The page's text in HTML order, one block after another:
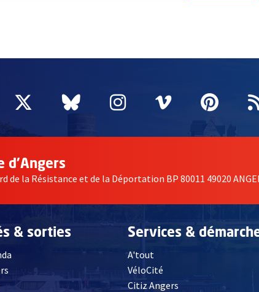
une nouvelle fenêtre
Twitter
, Ouvre une nouvelle fenêtre
Bluesky
, Ouvre une nouvelle
Instagram
, Ouvre une
Vimeo
, Ouvre
,
d'Angers
de la Résistance et de la Déportation BP 80011 49020
& sorties Services &
A'tout
VéloCité
Citiz Angers , Ouvre une